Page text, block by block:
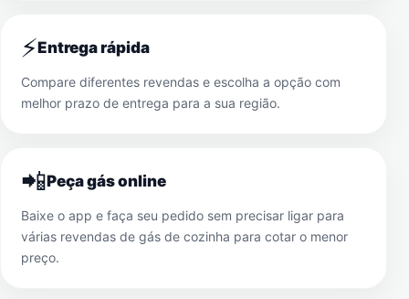
⚡Entrega rápida
Compare diferentes revendas e escolha a opção com
melhor prazo de entrega para a sua região.
📲Peça gás online
Baixe o app e faça seu pedido sem precisar ligar para
várias revendas de gás de cozinha para cotar o menor
preço.